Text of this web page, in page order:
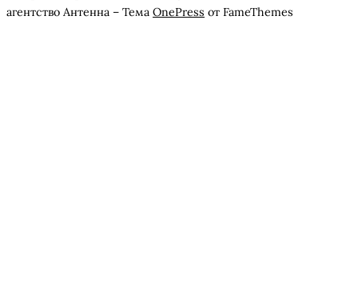
агентство Антенна – Тема OnePress от FameThemes